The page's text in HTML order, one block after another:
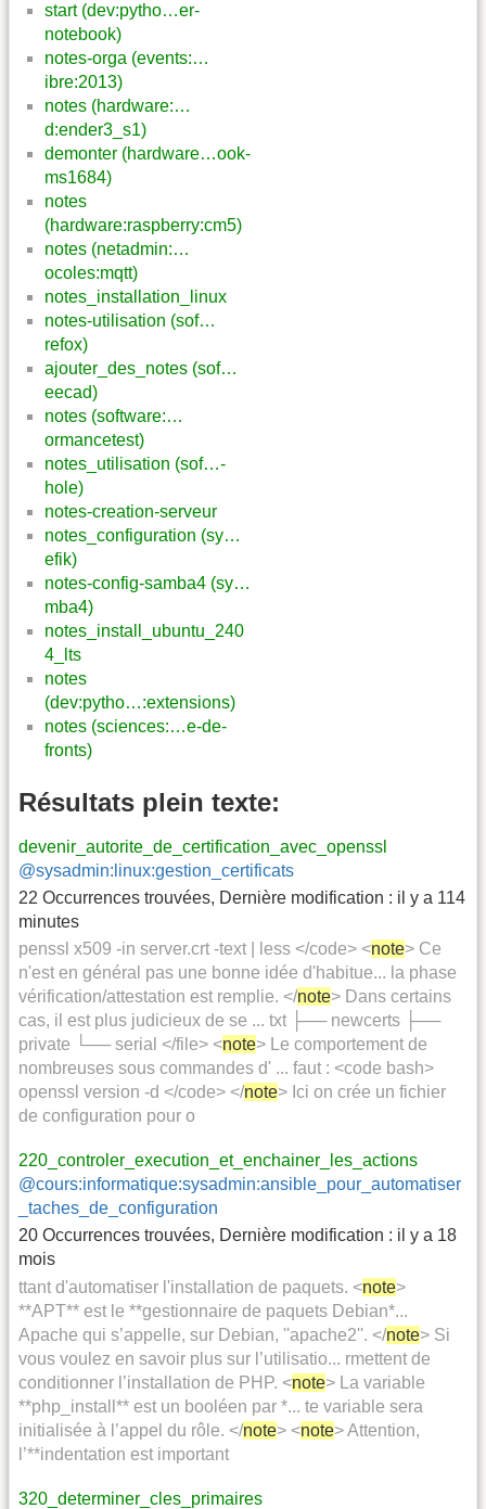
start (dev:pytho…er-
notebook)
notes-orga (events:…
ibre:2013)
notes (hardware:…
d:ender3_s1)
demonter (hardware…ook-
ms1684)
notes
(hardware:raspberry:cm5)
notes (netadmin:…
ocoles:mqtt)
notes_installation_linux
notes-utilisation (sof…
refox)
ajouter_des_notes (sof…
eecad)
notes (software:…
ormancetest)
notes_utilisation (sof…-
hole)
notes-creation-serveur
notes_configuration (sy…
efik)
notes-config-samba4 (sy…
mba4)
notes_install_ubuntu_240
4_lts
notes
(dev:pytho…:extensions)
notes (sciences:…e-de-
fronts)
Résultats plein texte:
devenir_autorite_de_certification_avec_openssl
@sysadmin:linux:gestion_certificats
22 Occurrences trouvées, Dernière modification : il y a 114
minutes
penssl x509 -in server.crt -text | less </code> <note> Ce
n'est en général pas une bonne idée d'habitue... la phase
vérification/attestation est remplie. </note> Dans certains
cas, il est plus judicieux de se ... txt ├── newcerts ├──
private └── serial </file> <note> Le comportement de
nombreuses sous commandes d' ... faut : <code bash>
openssl version -d </code> </note> Ici on crée un fichier
de configuration pour o
220_controler_execution_et_enchainer_les_actions
@cours:informatique:sysadmin:ansible_pour_automatiser
_taches_de_configuration
20 Occurrences trouvées, Dernière modification : il y a 18
mois
ttant d'automatiser l'installation de paquets. <note>
**APT** est le **gestionnaire de paquets Debian*...
Apache qui s’appelle, sur Debian, ''apache2''. </note> Si
vous voulez en savoir plus sur l’utilisatio... rmettent de
conditionner l’installation de PHP. <note> La variable
**php_install** est un booléen par *... te variable sera
initialisée à l’appel du rôle. </note> <note> Attention,
l’**indentation est important
320_determiner_cles_primaires